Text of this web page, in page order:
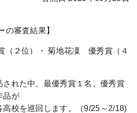
の審査結果】
（２位）・ 菊地花凜 優秀賞（４
れた中、最優秀賞１名、優秀賞
品が
高校を巡回します。（9/25～2/18)